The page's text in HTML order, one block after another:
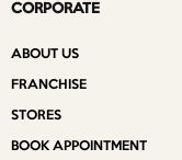
CORPORATE
ABOUT US
FRANCHISE
STORES
BOOK APPOINTMENT